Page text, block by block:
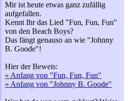
Mir ist heute etwas ganz zufällig
aufgefallen.
Kennt Ihr das Lied "Fun, Fun, Fun"
von den Beach Boys?
Das fängt genauso an wie "Johnny
B. Goode"!
Hier der Beweis:
» Anfang von "Fun, Fun, Fun"
» Anfang von "Johnny B. Goode"